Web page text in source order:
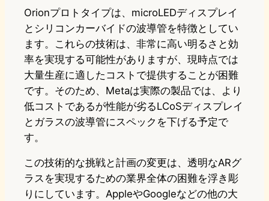
Orionプロトタイプは、microLEDディスプレイ
とシリコンカーバイドの波導管を特徴としてい
ます。これらの技術は、非常に高い明るさと効
率を実現する可能性がありますが、現時点では
大量生産に適したコストで提供することが困難
です。そのため、Metaは実際の製品では、より
低コストであるが性能が劣るLCoSディスプレイ
とガラスの波導管にスペックを下げる予定で
す。
この技術的な挑戦と計画の変更は、透明なARグ
ラスを実現するための業界全体の困難を浮き彫
りにしています。AppleやGoogleなどの他の大